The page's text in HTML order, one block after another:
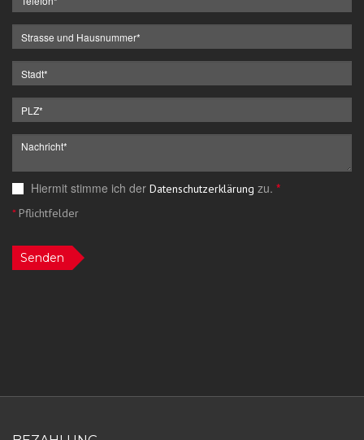
Hiermit stimme ich der Datenschutzerklärung zu. *
*Pflichtfelder
Senden